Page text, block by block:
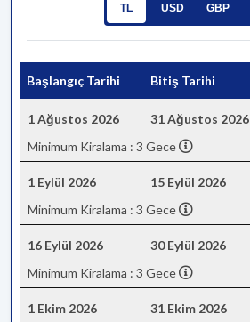
TL USD GBP
Başlangıç Tarihi Bitiş Tarihi
1 Ağustos 2026 31 Ağustos 2026
Minimum Kiralama : 3 Gece
1 Eylül 2026 15 Eylül 2026
Minimum Kiralama : 3 Gece
16 Eylül 2026 30 Eylül 2026
Minimum Kiralama : 3 Gece
1 Ekim 2026 31 Ekim 2026